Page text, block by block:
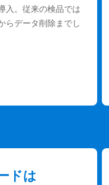
入。従来の検品では
らデータ削除までし
ドは